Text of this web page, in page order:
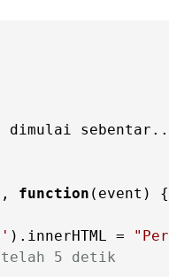
dimulai
, function ( event
). innerHTML =
5 detik